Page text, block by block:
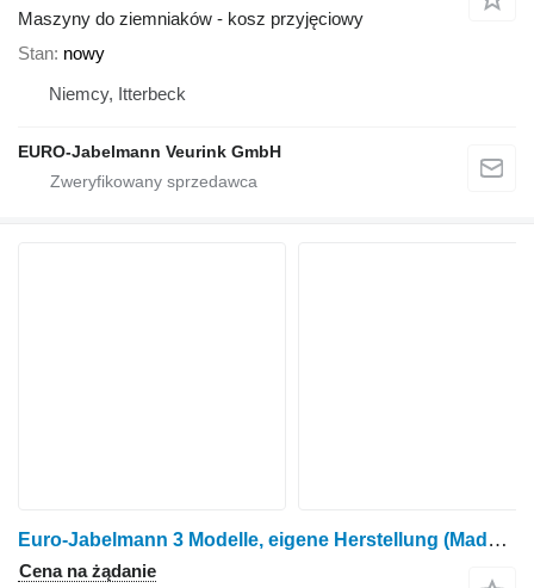
Maszyny do ziemniaków - kosz przyjęciowy
Stan nowy
Niemcy, Itterbeck
EURO-Jabelmann Veurink GmbH
Euro-Jabelmann 3 Modelle, eigene Herstellung (Made in Germany)
Cena na żądanie